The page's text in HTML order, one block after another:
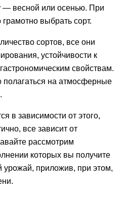
— весной или осенью. При
выбрать сорт.
сортов, все они
устойчивости к
свойствам.
на атмосферные
в зависимости от этого,
все зависит от
рассмотрим
которых вы получите
урожай, приложив, при этом,